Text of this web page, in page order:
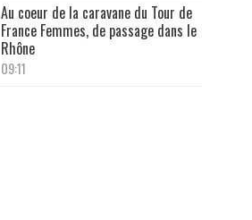
Au coeur de la caravane du Tour de
France Femmes, de passage dans le
Rhône
09:11